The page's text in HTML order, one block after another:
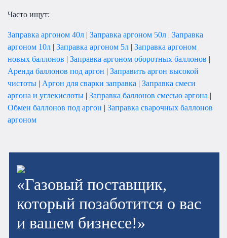
Часто ищут:
Заправка аргоном 40л | Заправка аргоном 50л | Заправка
аргоном 10л | Заправка аргоном 5л | Заправка аргоном
новых баллонов | Заправка аргоном оборотных баллонов |
Аренда баллонов под аргон | Заправить аргон высокой
чистоты | Аргон для сварки заправка | Заправка смеси
аргона и углекислоты | Заправка баллонов смесью аргона |
Обмен баллонов под аргон | Заправка сварочных баллонов
аргоном
«Газовый поставщик,
который позаботится о вас
и вашем бизнесе!»